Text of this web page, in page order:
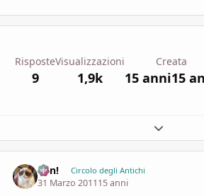
Risposte
9
Visualizzazioni
1,9k
Creata
15 anni15
Espandi
Ren! Circolo degli Antichi
31 Marzo 201115 anni